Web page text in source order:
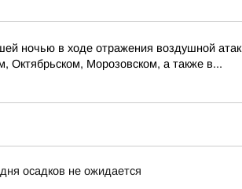
ночью в ходе отражения воздушной
Октябрьском, Морозовском, а также в...
осадков не ожидается